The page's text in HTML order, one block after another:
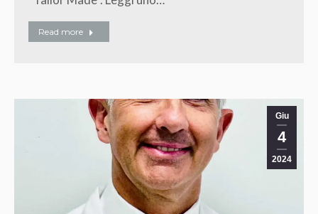
Read more
Giu
4
2024